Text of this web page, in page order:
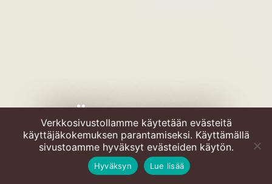
Kesäinen pinaatti-
basilikapesto
Verkkosivustollamme käytetään evästeitä
käyttäjäkokemuksen parantamiseksi. Käyttämällä
sivustoamme hyväksyt evästeiden käytön.
Hyväksyn Lue lisää